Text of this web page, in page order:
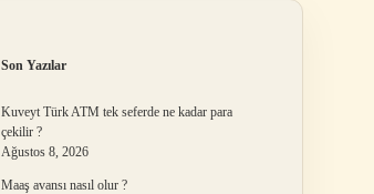
Son Yazılar
Kuveyt Türk ATM tek seferde ne kadar para
çekilir ?
Ağustos 8, 2026
Maaş avansı nasıl olur ?